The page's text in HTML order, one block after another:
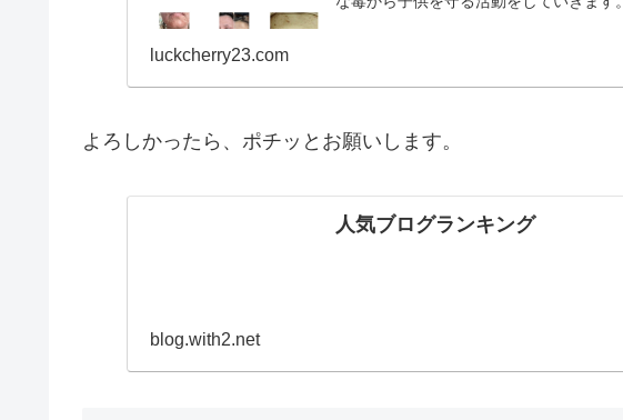
luckcherry23.com
よろしかったら、ポチッとお願いします。
人気ブログランキング
blog.with2.net